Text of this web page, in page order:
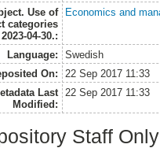
Use of
categories
04-30.:
Economics and
Language:
Swedish
On:
22 Sep 2017 11:33
Last
Modified:
22 Sep 2017 11:33
Staff